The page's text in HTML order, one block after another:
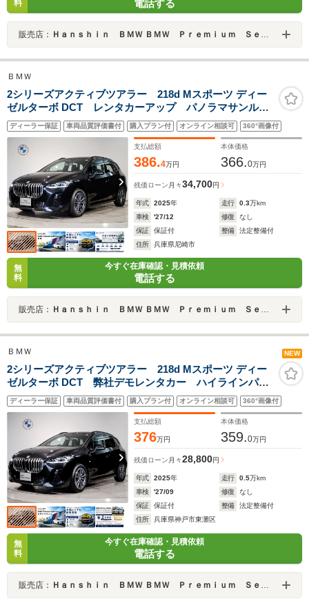
料
電話する
販売店： Ｈａｎｓｈｉｎ ＢＭＷ ＢＭＷ Ｐｒｅｍｉｕｍ Ｓｅｌｅｃｔｉｏｎ 六甲アイランド
ＢＭＷ
2シリーズアクティブツアラー 218d Mスポーツ ディー
ゼルターボ DCT レンタカーアップ パノラマサンルー
フ テクノロジーパッケージ ヘッドアップディスプレ
イ 全周囲カメラ アクティブクルーズコントロール
PDCセンサー パドルシフト 電動リアゲート
ディーラー保証 車両品質評価書付 購入プラン付 オンライン相談可 360°画像付
支払総額
386.4万円
本体価格
366.0万円
残価ローン 月々34,700円
年式 2025年 走行 0.3万km
車検
'27/12 修復
なし
保証
保証付 整備
法定整備付
住所
兵庫県尼崎市
無
料
今すぐ在庫確認・見積依頼
電話する
販売店： Ｈａｎｓｈｉｎ ＢＭＷ ＢＭＷ Ｐｒｅｍｉｕｍ Ｓｅｌｅｃｔｉｏｎ 尼崎
ＢＭＷ NEW
2シリーズアクティブツアラー 218d Mスポーツ ディー
ゼルターボ DCT 弊社デモレンタカー ハイラインパッ
ケージ モカレザーシート ハーマンカードンサウンド
システム ヘッドアップディスプレイ トップビューカ
メラ 電動トランク
ディーラー保証 車両品質評価書付 購入プラン付 オンライン相談可 360°画像付
支払総額
376万円
本体価格
359.0万円
残価ローン 月々28,800円
年式 2025年 走行 0.5万km
車検
'27/09 修復
なし
保証
保証付 整備
法定整備付
住所
兵庫県神戸市東灘区
無
料
今すぐ在庫確認・見積依頼
電話する
販売店： Ｈａｎｓｈｉｎ ＢＭＷ ＢＭＷ Ｐｒｅｍｉｕｍ Ｓｅｌｅｃｔｉｏｎ 六甲アイランド